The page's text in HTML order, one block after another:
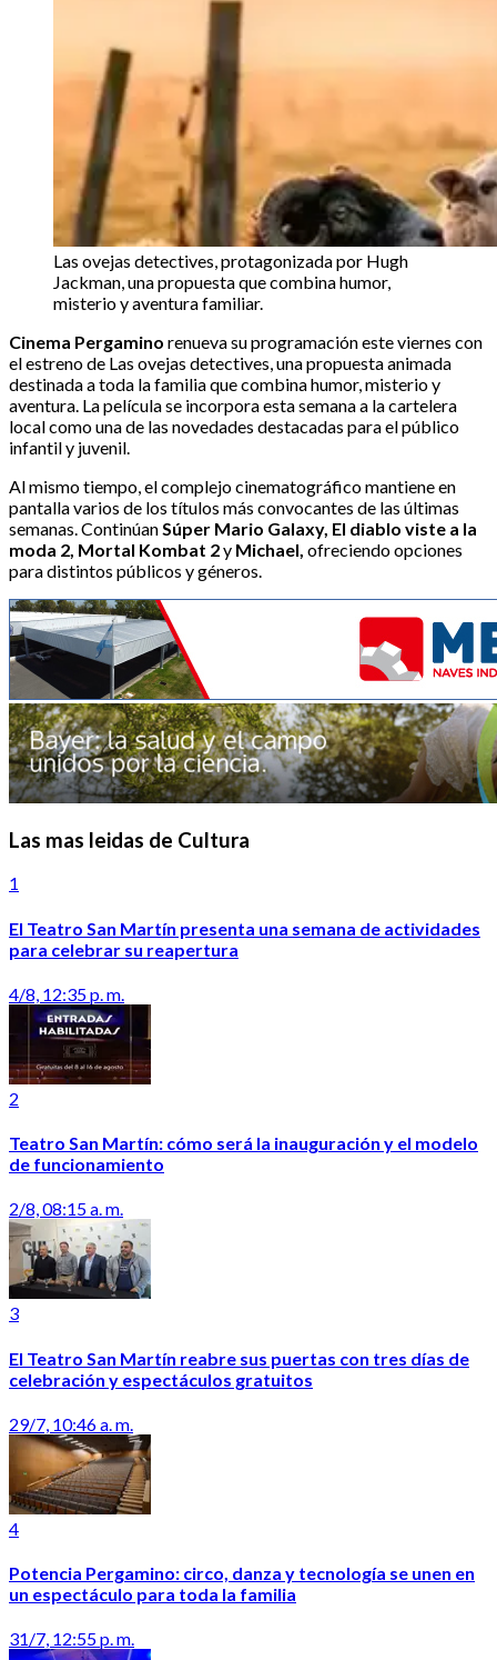
Las ovejas detectives, protagonizada por Hugh
Jackman, una propuesta que combina humor,
misterio y aventura familiar.
Cinema Pergamino renueva su programación este viernes con
el estreno de Las ovejas detectives, una propuesta animada
destinada a toda la familia que combina humor, misterio y
aventura. La película se incorpora esta semana a la cartelera
local como una de las novedades destacadas para el público
infantil y juvenil.
Al mismo tiempo, el complejo cinematográfico mantiene en
pantalla varios de los títulos más convocantes de las últimas
semanas. ContinúanSúper Mario Galaxy, El diablo viste a la
moda 2, Mortal Kombat 2y Michael, ofreciendo opciones
para distintos públicos y géneros.
Las mas leidas de Cultura
1
El Teatro San Martín presenta una semana de actividades
para celebrar su reapertura
4/8, 12:35 p. m.
2
Teatro San Martín: cómo será la inauguración y el modelo
de funcionamiento
2/8, 08:15 a. m.
3
El Teatro San Martín reabre sus puertas con tres días de
celebración y espectáculos gratuitos
29/7, 10:46 a. m.
4
Potencia Pergamino: circo, danza y tecnología se unen en
un espectáculo para toda la familia
31/7, 12:55 p. m.